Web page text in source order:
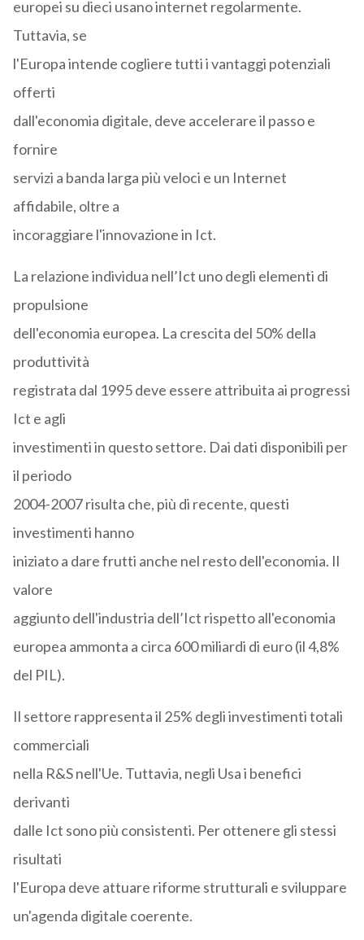
europei su dieci usano internet regolarmente.
Tuttavia, se
l'Europa intende cogliere tutti i vantaggi potenziali
offerti
dall'economia digitale, deve accelerare il passo e
fornire
servizi a banda larga più veloci e un Internet
affidabile, oltre a
incoraggiare l'innovazione in Ict.
La relazione individua nell’Ict uno degli elementi di
propulsione
dell'economia europea. La crescita del 50% della
produttività
registrata dal 1995 deve essere attribuita ai progressi
Ict e agli
investimenti in questo settore. Dai dati disponibili per
il periodo
2004-2007 risulta che, più di recente, questi
investimenti hanno
iniziato a dare frutti anche nel resto dell'economia. Il
valore
aggiunto dell'industria dell’Ict rispetto all'economia
europea ammonta a circa 600 miliardi di euro (il 4,8%
del PIL).
Il settore rappresenta il 25% degli investimenti totali
commerciali
nella R&S nell'Ue. Tuttavia, negli Usa i benefici
derivanti
dalle Ict sono più consistenti. Per ottenere gli stessi
risultati
l'Europa deve attuare riforme strutturali e sviluppare
un'agenda digitale coerente.